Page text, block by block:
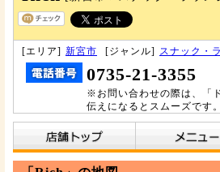
[エリア] 新宮市 [ジャンル] スナック・
0735-21-3355
※お問い合わせの際は、「
伝えになるとスムーズです。